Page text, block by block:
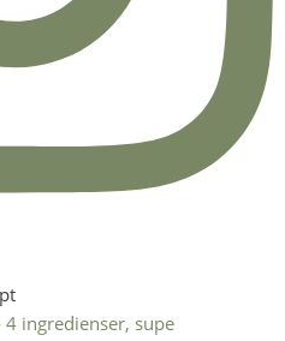
4 ingredienser, supe